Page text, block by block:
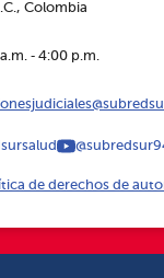
Colombia
‑ 4:00 p.m.
de derechos de